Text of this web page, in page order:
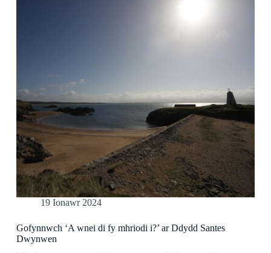
19 Ionawr 2024
Gofynnwch ‘A wnei di fy mhriodi i?’ ar Ddydd Santes
Dwynwen